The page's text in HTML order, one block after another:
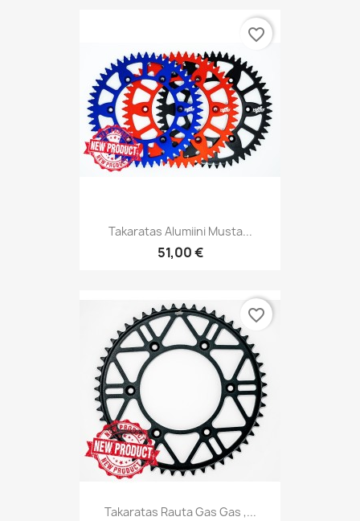
Takaratas Alumiini Musta...
51,00 €
favorite_border
Takaratas Rauta Gas Gas ,...
favorite_border